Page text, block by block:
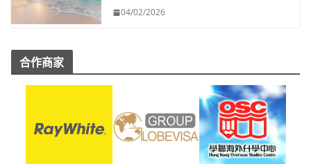
04/02/2026
合作商家